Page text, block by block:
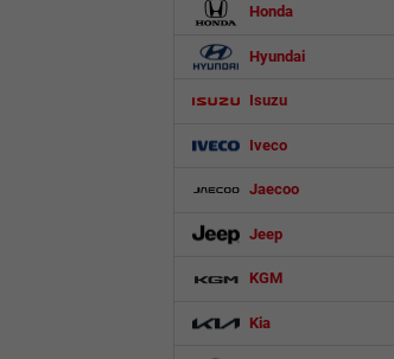
Honda
Hyundai
Isuzu
Iveco
Jaecoo
Jeep
KGM
Kia